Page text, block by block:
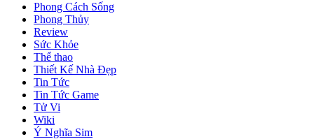
Phong Cách Sống
Phong Thủy
Review
Sức Khỏe
Thể thao
Thiết Kế Nhà Đẹp
Tin Tức
Tin Tức Game
Tử Vi
Wiki
Ý Nghĩa Sim